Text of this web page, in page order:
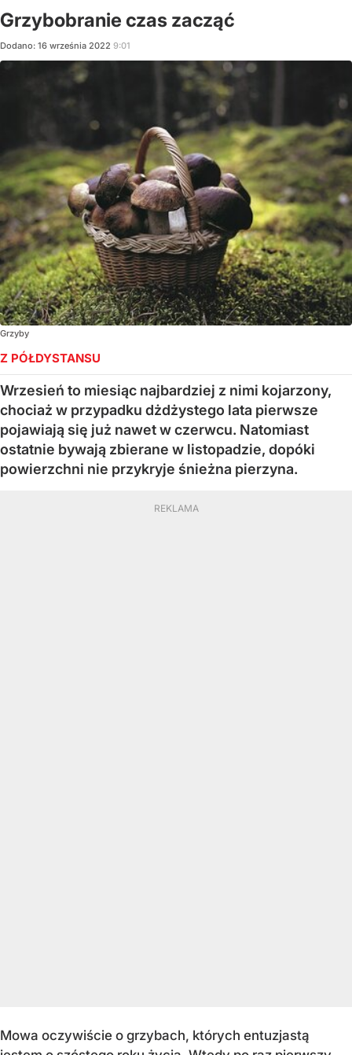
Grzybobranie czas zacząć
Dodano: 16 września 2022 9:01
Grzyby
Z PÓŁDYSTANSU
Wrzesień to miesiąc najbardziej z nimi kojarzony,
chociaż w przypadku dżdżystego lata pierwsze
pojawiają się już nawet w czerwcu. Natomiast
ostatnie bywają zbierane w listopadzie, dopóki
powierzchni nie przykryje śnieżna pierzyna.
Mowa oczywiście o grzybach, których entuzjastą